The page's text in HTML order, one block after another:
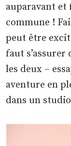
auparavant et
commune !
peut être
faut s’assurer
les deux –
aventure en
dans un